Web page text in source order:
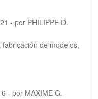
- por PHILIPPE D.
de modelos,
- por MAXIME G.